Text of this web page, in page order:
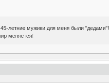
летние мужики для меня были "дедами"!
меняется!